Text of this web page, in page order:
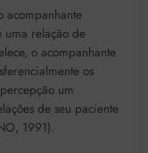
acompanhante
uma relação de
o acompanhante
os
um
de seu paciente
1991).